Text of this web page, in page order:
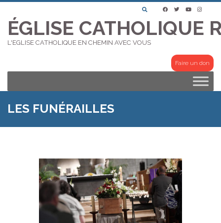
ÉGLISE CATHOLIQUE
L'EGLISE CATHOLIQUE EN CHEMIN AVEC VOUS
Faire un don
LES FUNÉRAILLES